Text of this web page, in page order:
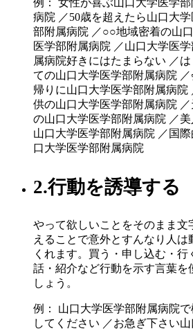
病院 ／50歳を超えたら山口大学
部附属病院 ／○○地域密着の山
医学部附属病院 ／山口大学医
属病院好きにはたまらない ／は
ての山口大学医学部附属病院 ／
帰りに山口大学医学部附属病院
供の山口大学医学部附属病院 ／
の山口大学医学部附属病院 ／
山口大学医学部附属病院 ／国際
口大学医学部附属病院
2.行動を誘導する
やって欲しいことをそのまま文
えることで意外とすんなり人は
くれます。買う・申し込む・行
話・紹介など行動を示す言葉を
しょう。
例： 山口大学医学部附属病院で
してください ／お急ぎ下さい山